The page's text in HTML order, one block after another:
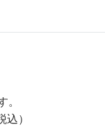
）